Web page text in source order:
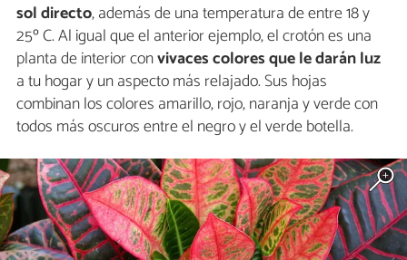
sol directo, además de una temperatura de entre 18 y
25º C. Al igual que el anterior ejemplo, el crotón es una
planta de interior convivaces colores que le darán luz
a tu hogar y un aspecto más relajado. Sus hojas
combinan los colores amarillo, rojo, naranja y verde con
todos más oscuros entre el negro y el verde botella.